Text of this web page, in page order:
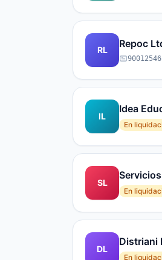
RL
Repoc
IL
Idea
En
SL
En
DL
Distriani
En